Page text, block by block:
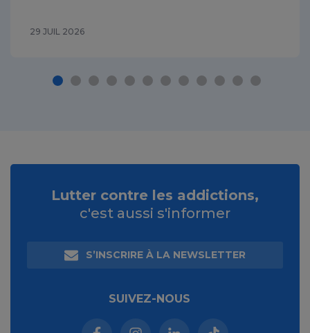
29 JUIL 2026
Lutter contre les addictions,
c'est aussi s'informer
S’INSCRIRE À LA NEWSLETTER
SUIVEZ-NOUS